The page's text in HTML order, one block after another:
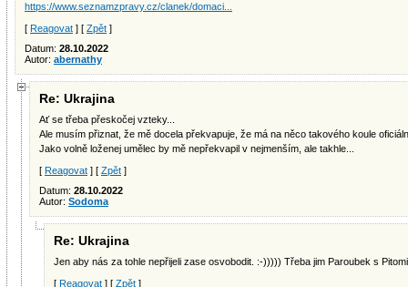
https://www.seznamzpravy.cz/clanek/domaci...
[ Reagovat ] [ Zpět ]
Datum: 28.10.2022
Autor: abernathy
Re: Ukrajina
Ať se třeba přeskočej vzteky...
Ale musím přiznat, že mě docela překvapuje, že má na něco takového koule
Jako volně loženej umělec by mě nepřekvapil v nejmenším, ale takhle...
[ Reagovat ] [ Zpět ]
Datum: 28.10.2022
Autor: Sodoma
Re: Ukrajina
Jen aby nás za tohle nepřijeli zase osvobodit. :-))))) Třeba jim Paroubek s
[ Reagovat ] [ Zpět ]